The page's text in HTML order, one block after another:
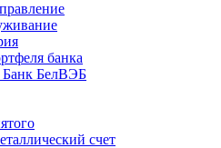
банка
БелВЭБ
счет